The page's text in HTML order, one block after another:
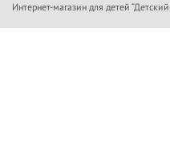
Интернет-магазин для детей